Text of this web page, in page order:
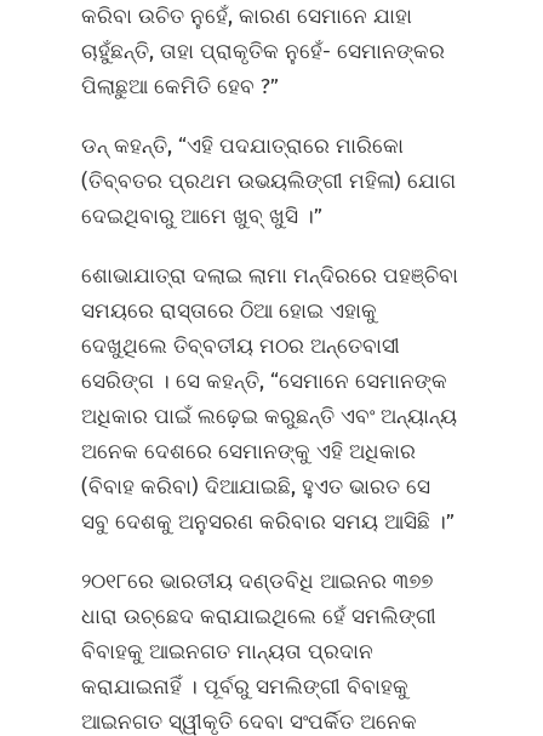
କରିବା ଉଚିତ ନୁହେଁ, କାରଣ ସେମାନେ ଯାହା
ଚାହୁଁଛନ୍ତି, ତାହା ପ୍ରାକୃତିକ ନୁହେଁ- ସେମାନଙ୍କର
ପିଲାଛୁଆ କେମିତି ହେବ ?”
ଡନ୍ କହନ୍ତି, “ଏହି ପଦଯାତ୍ରାରେ ମାରିକୋ
(ତିବ୍ବତର ପ୍ରଥମ ଉଭୟଲିଙ୍ଗୀ ମହିଳା) ଯୋଗ
ଦେଇଥିବାରୁ ଆମେ ଖୁବ୍ ଖୁସି ।”
ଶୋଭାଯାତ୍ରା ଦଲାଇ ଲାମା ମନ୍ଦିରରେ ପହଞ୍ଚିବା
ସମୟରେ ରାସ୍ତାରେ ଠିଆ ହୋଇ ଏହାକୁ
ଦେଖୁଥିଲେ ତିବ୍ବତୀୟ ମଠର ଅନ୍ତେବାସୀ
ସେରିଙ୍ଗ । ସେ କହନ୍ତି, “ସେମାନେ ସେମାନଙ୍କ
ଅଧିକାର ପାଇଁ ଲଢ଼େଇ କରୁଛନ୍ତି ଏବଂ ଅନ୍ୟାନ୍ୟ
ଅନେକ ଦେଶରେ ସେମାନଙ୍କୁ ଏହି ଅଧିକାର
(ବିବାହ କରିବା) ଦିଆଯାଇଛି, ହୁଏତ ଭାରତ ସେ
ସବୁ ଦେଶକୁ ଅନୁସରଣ କରିବାର ସମୟ ଆସିଛି ।”
୨୦୧୮ରେ ଭାରତୀୟ ଦଣ୍ଡବିଧି ଆଇନର ୩୭୭
ଧାରା ଉଚ୍ଛେଦ କରାଯାଇଥିଲେ ହେଁ ସମଲିଙ୍ଗୀ
ବିବାହକୁ ଆଇନଗତ ମାନ୍ୟତା ପ୍ରଦାନ
କରାଯାଇନାହିଁ । ପୂର୍ବରୁ ସମଲିଙ୍ଗୀ ବିବାହକୁ
ଆଇନଗତ ସ୍ୱୀକୃତି ଦେବା ସଂପର୍କିତ ଅନେକ